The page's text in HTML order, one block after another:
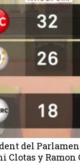
del
y Ramon